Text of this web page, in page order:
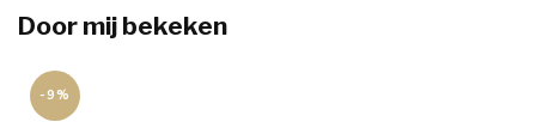
Door mij bekeken
-9%